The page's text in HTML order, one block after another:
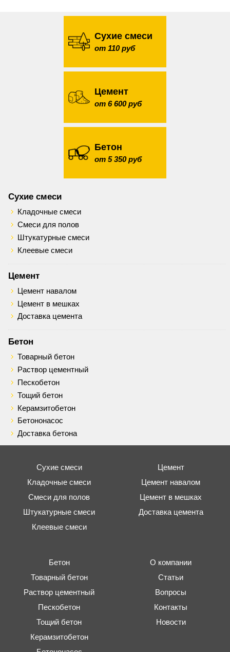
Сухие смеси
от 110 руб
Цемент
от 6 600 руб
Бетон
от 5 350 руб
Сухие смеси
Кладочные смеси
Смеси для полов
Штукатурные смеси
Клеевые смеси
Цемент
Цемент навалом
Цемент в мешках
Доставка цемента
Бетон
Товарный бетон
Раствор цементный
Пескобетон
Тощий бетон
Керамзитобетон
Бетононасос
Доставка бетона
Сухие смеси
Кладочные смеси
Смеси для полов
Штукатурные смеси
Клеевые смеси
Цемент
Цемент навалом
Цемент в мешках
Доставка цемента
Бетон
Товарный бетон
Раствор цементный
Пескобетон
Тощий бетон
Керамзитобетон
О компании
Статьи
Вопросы
Контакты
Новости